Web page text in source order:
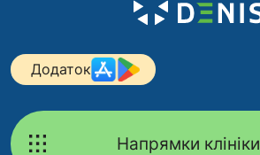
Додаток
Напрямки клініки